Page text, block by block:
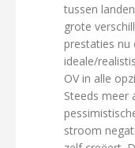
tussen
grote
prestaties nu
ideale/
OV in alle
Steeds meer
stroom